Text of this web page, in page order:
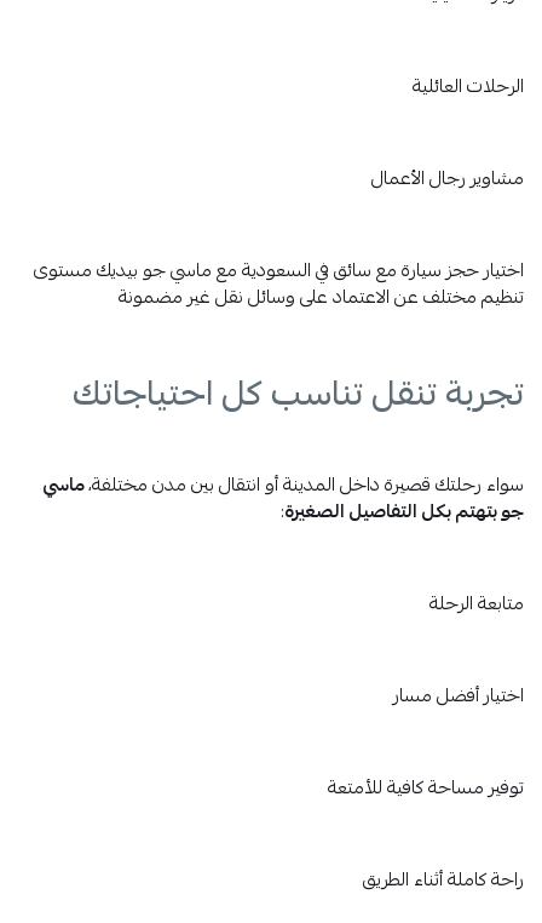
الرحلات العائلية
مشاوير رجال الأعمال
اختيار حجز سيارة مع سائق في السعودية مع ماسي جو بيديك مستوى
تنظيم مختلف عن الاعتماد على وسائل نقل غير مضمونة
تجربة تنقل تناسب كل احتياجاتك
سواء رحلتك قصيرة داخل المدينة أو انتقال بين مدن مختلفة،ماسي
جو بتهتم بكل التفاصيل الصغيرة:
متابعة الرحلة
اختيار أفضل مسار
توفير مساحة كافية للأمتعة
راحة كاملة أثناء الطريق